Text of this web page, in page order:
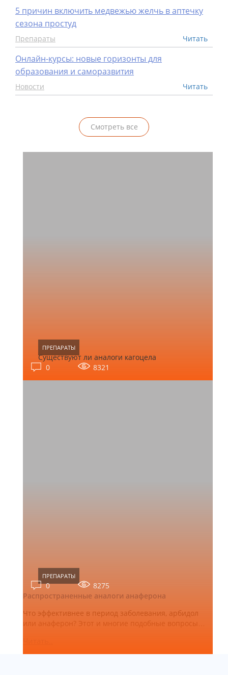
5 причин включить медвежью желчь в аптечку
сезона простуд
Препараты Читать
Онлайн-курсы: новые горизонты для
образования и саморазвития
Новости Читать
Смотреть все
ПРЕПАРАТЫ
Существуют ли аналоги кагоцела
0
8321
ПРЕПАРАТЫ
0
8275
Распространенные аналоги анаферона
Что эффективнее в период заболевания, арбидол
или анаферон? Этот и многие подобные вопросы…